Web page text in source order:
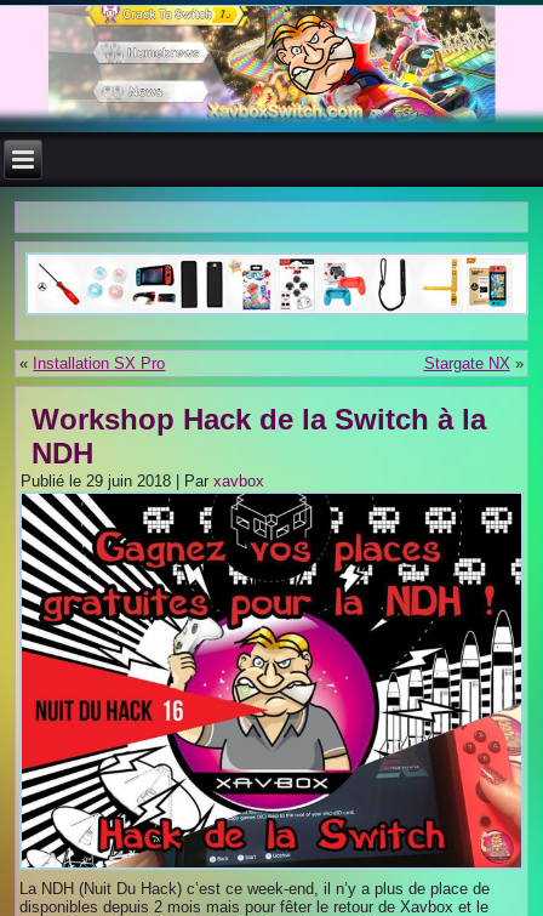
« Installation SX Pro Stargate NX »
Workshop Hack de la Switch à la
NDH
Publié le 29 juin 2018 Par xavbox
La NDH (Nuit Du Hack) c’est ce week-end, il n’y a plus de place de
disponibles depuis 2 mois mais pour fêter le retour de Xavbox et le